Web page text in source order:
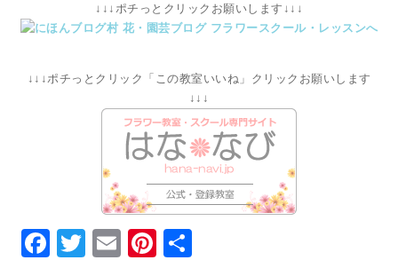
↓↓↓ポチっとクリックお願いします↓↓↓
↓↓↓ポチっとクリック「この教室いいね」クリックお願いします
↓↓↓
Facebook
Twitter
EmailPinterest